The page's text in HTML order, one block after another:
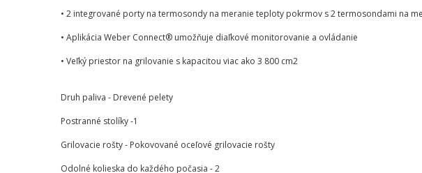
• 2 integrované porty na termosondy na meranie teploty pokrmov s 2 termosondami na
• Aplikácia Weber Connect® umožňuje diaľkové monitorovanie a ovládanie
• Veľký priestor na grilovanie s kapacitou viac ako 3 800 cm2
Druh paliva - Drevené pelety
Postranné stolíky -1
Grilovacie rošty - Pokovované oceľové grilovacie rošty
Odolné kolieska do každého počasia - 2